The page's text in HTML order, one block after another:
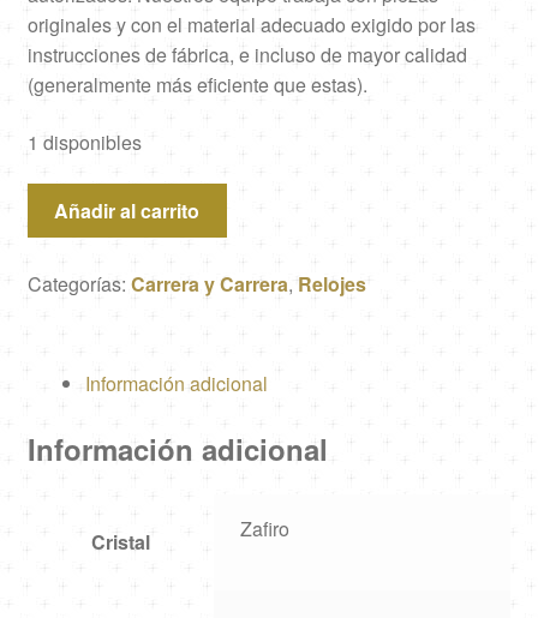
originales y con el material adecuado exigido por las
instrucciones de fábrica, e incluso de mayor calidad
(generalmente más eficiente que estas).
1 disponibles
Carrera
y
Carrera
oro
18k
cantidad
Añadir al carrito
Categorías: Carrera y Carrera,Relojes
Información adicional
Información adicional
Cristal Zafiro